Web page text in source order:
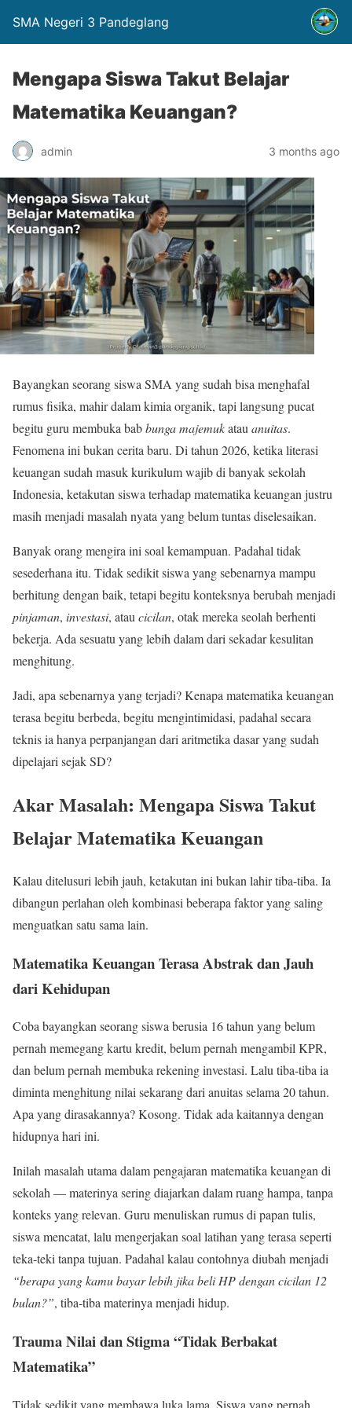
SMA Negeri 3 Pandeglang
Mengapa Siswa Takut Belajar
Matematika Keuangan?
admin 3 months ago
Bayangkan seorang siswa SMA yang sudah bisa menghafal
rumus fisika, mahir dalam kimia organik, tapi langsung pucat
begitu guru membuka babbunga majemukatau anuitas.
Fenomena ini bukan cerita baru. Di tahun 2026, ketika literasi
keuangan sudah masuk kurikulum wajib di banyak sekolah
Indonesia, ketakutan siswa terhadap matematika keuangan justru
masih menjadi masalah nyata yang belum tuntas diselesaikan.
Banyak orang mengira ini soal kemampuan. Padahal tidak
sesederhana itu. Tidak sedikit siswa yang sebenarnya mampu
berhitung dengan baik, tetapi begitu konteksnya berubah menjadi
pinjaman, investasi, atau cicilan, otak mereka seolah berhenti
bekerja. Ada sesuatu yang lebih dalam dari sekadar kesulitan
menghitung.
Jadi, apa sebenarnya yang terjadi? Kenapa matematika keuangan
terasa begitu berbeda, begitu mengintimidasi, padahal secara
teknis ia hanya perpanjangan dari aritmetika dasar yang sudah
dipelajari sejak SD?
Akar Masalah: Mengapa Siswa Takut
Belajar Matematika Keuangan
Kalau ditelusuri lebih jauh, ketakutan ini bukan lahir tiba-tiba. Ia
dibangun perlahan oleh kombinasi beberapa faktor yang saling
menguatkan satu sama lain.
Matematika Keuangan Terasa Abstrak dan Jauh
dari Kehidupan
Coba bayangkan seorang siswa berusia 16 tahun yang belum
pernah memegang kartu kredit, belum pernah mengambil KPR,
dan belum pernah membuka rekening investasi. Lalu tiba-tiba ia
diminta menghitung nilai sekarang dari anuitas selama 20 tahun.
Apa yang dirasakannya? Kosong. Tidak ada kaitannya dengan
hidupnya hari ini.
Inilah masalah utama dalam pengajaran matematika keuangan di
sekolah — materinya sering diajarkan dalam ruang hampa, tanpa
konteks yang relevan. Guru menuliskan rumus di papan tulis,
siswa mencatat, lalu mengerjakan soal latihan yang terasa seperti
teka-teki tanpa tujuan. Padahal kalau contohnya diubah menjadi
“berapa yang kamu bayar lebih jika beli HP dengan cicilan 12
bulan?”, tiba-tiba materinya menjadi hidup.
Trauma Nilai dan Stigma “Tidak Berbakat
Matematika”
Tidak sedikit yang membawa luka lama. Siswa yang pernah